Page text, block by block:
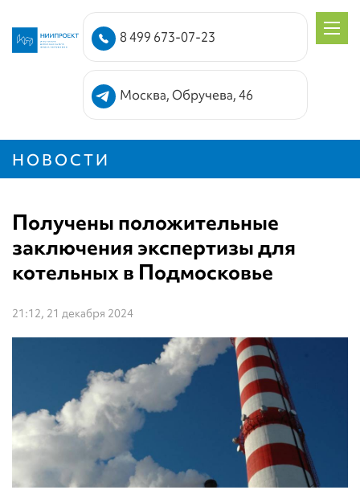
8 499 673-07-23
Москва, Обручева, 46
НОВОСТИ
Получены положительные
заключения экспертизы для
котельных в Подмосковье
21:12, 21 декабря 2024